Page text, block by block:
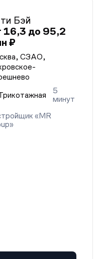
Бэй
16,3 до 95,2
₽
СЗАО,
5
минут
«MR